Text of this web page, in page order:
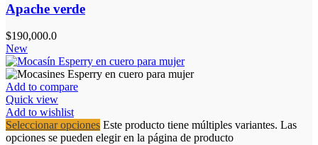
Apache verde
$190,000.0
New
Add to compare
Quick view
Add to wishlist
Seleccionar opciones Este producto tiene múltiples variantes. Las
opciones se pueden elegir en la página de producto